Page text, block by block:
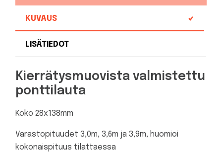
KUVAUS
LISÄTIEDOT
Kierrätysmuovista valmistettu
ponttilauta
Koko 28x138mm
Varastopituudet 3,0m, 3,6m ja 3,9m, huomioi
kokonaispituus tilattaessa